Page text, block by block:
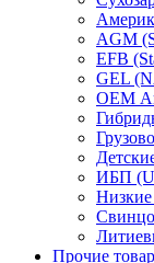
AGM
EFB
GEL
OEM
ИБП
Низкие
Прочие